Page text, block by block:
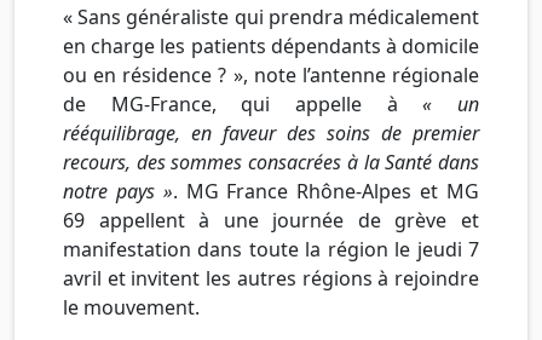
« Sans généraliste qui prendra médicalement
en charge les patients dépendants à domicile
ou en résidence ? », note l’antenne régionale
de MG-France, qui appelle à« un
rééquilibrage, en faveur des soins de premier
recours, des sommes consacrées à la Santé dans
notre pays ». MG France Rhône-Alpes et MG
69 appellent à une journée de grève et
manifestation dans toute la région le jeudi 7
avril et invitent les autres régions à rejoindre
le mouvement.